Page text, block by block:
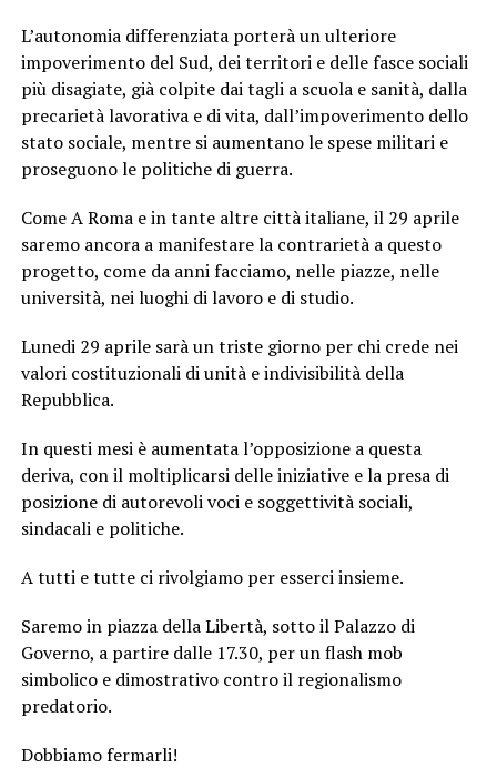
L’autonomia differenziata porterà un ulteriore
impoverimento del Sud, dei territori e delle fasce sociali
più disagiate, già colpite dai tagli a scuola e sanità, dalla
precarietà lavorativa e di vita, dall’impoverimento dello
stato sociale, mentre si aumentano le spese militari e
proseguono le politiche di guerra.
Come A Roma e in tante altre città italiane, il 29 aprile
saremo ancora a manifestare la contrarietà a questo
progetto, come da anni facciamo, nelle piazze, nelle
università, nei luoghi di lavoro e di studio.
Lunedi 29 aprile sarà un triste giorno per chi crede nei
valori costituzionali di unità e indivisibilità della
Repubblica.
In questi mesi è aumentata l’opposizione a questa
deriva, con il moltiplicarsi delle iniziative e la presa di
posizione di autorevoli voci e soggettività sociali,
sindacali e politiche.
A tutti e tutte ci rivolgiamo per esserci insieme.
Saremo in piazza della Libertà, sotto il Palazzo di
Governo, a partire dalle 17.30, per un flash mob
simbolico e dimostrativo contro il regionalismo
predatorio.
Dobbiamo fermarli!